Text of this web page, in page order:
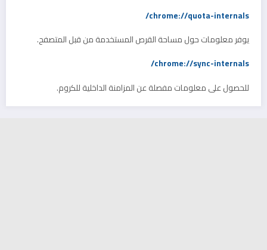
chrome://quota-internals/
يوفر معلومات حول مساحة القرص المستخدمة من قبل المتصفح.
chrome://sync-internals/
للحصول على معلومات مفصلة عن المزامنة الداخلية للكروم.